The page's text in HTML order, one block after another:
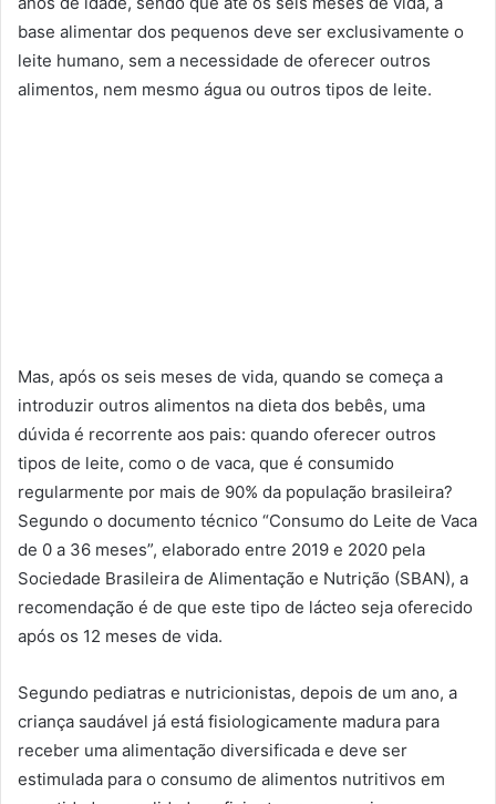
base alimentar dos pequenos deve ser exclusivamente o
leite humano, sem a necessidade de oferecer outros
alimentos, nem mesmo água ou outros tipos de leite.
Mas, após os seis meses de vida, quando se começa a
introduzir outros alimentos na dieta dos bebês, uma
dúvida é recorrente aos pais: quando oferecer outros
tipos de leite, como o de vaca, que é consumido
regularmente por mais de 90% da população brasileira?
Segundo o documento técnico “Consumo do Leite de Vaca
de 0 a 36 meses”, elaborado entre 2019 e 2020 pela
Sociedade Brasileira de Alimentação e Nutrição (SBAN), a
recomendação é de que este tipo de lácteo seja oferecido
após os 12 meses de vida.
Segundo pediatras e nutricionistas, depois de um ano, a
criança saudável já está fisiologicamente madura para
receber uma alimentação diversificada e deve ser
estimulada para o consumo de alimentos nutritivos em